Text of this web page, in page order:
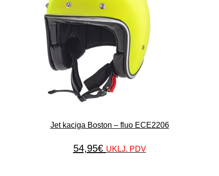
Jet kaciga Boston – fluo ECE2206
54,95€ UKLJ. PDV